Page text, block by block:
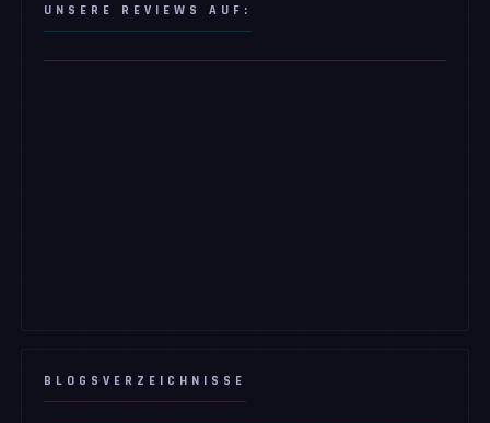
UNSERE REVIEWS AUF:
BLOGSVERZEICHNISSE